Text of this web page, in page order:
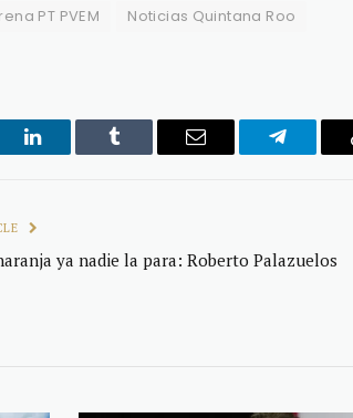
PT PVEM
Noticias Quintana Roo
LinkedIn Tumblr Email Telegram
ya nadie la para: Roberto Palazuelos